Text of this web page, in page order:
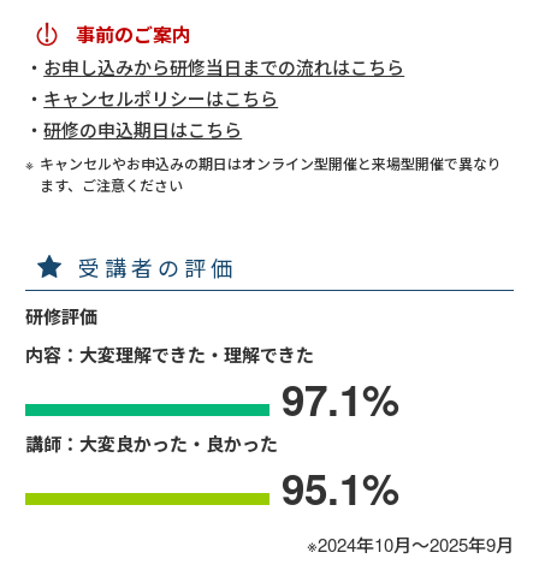
事前のご案内
お申し込みから研修当日までの流れはこちら
キャンセルポリシーはこちら
研修の申込期日はこちら
キャンセルやお申込みの期日はオンライン型開催と来場型開催で異なり
ます、ご注意ください
受講者の評価
研修評価
内容：大変理解できた・理解できた
97.1%
講師：大変良かった・良かった
95.1%
※2024年10月～2025年9月